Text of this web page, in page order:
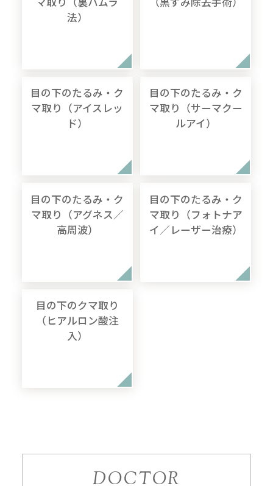
法）
目の下のたるみ・ク
マ取り（アイスレッ
ド）
目の下のたるみ・ク
マ取り（サーマクー
ルアイ）
目の下のたるみ・ク
マ取り（アグネス／
高周波）
目の下のたるみ・ク
マ取り（フォトナア
イ／レーザー治療）
目の下のクマ取り
（ヒアルロン酸注
入）
DOCTOR